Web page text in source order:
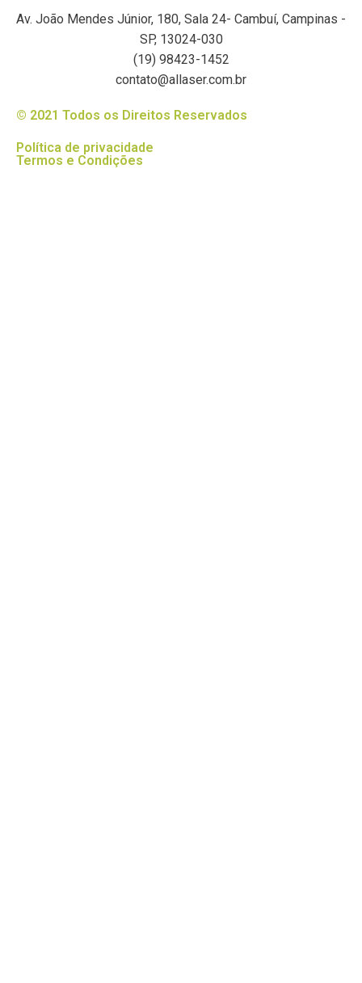
Av. João Mendes Júnior, 180, Sala 24- Cambuí, Campinas -
SP, 13024-030
(19) 98423-1452
contato@allaser.com.br
© 2021 Todos os Direitos Reservados
Política de privacidade
Termos e Condições